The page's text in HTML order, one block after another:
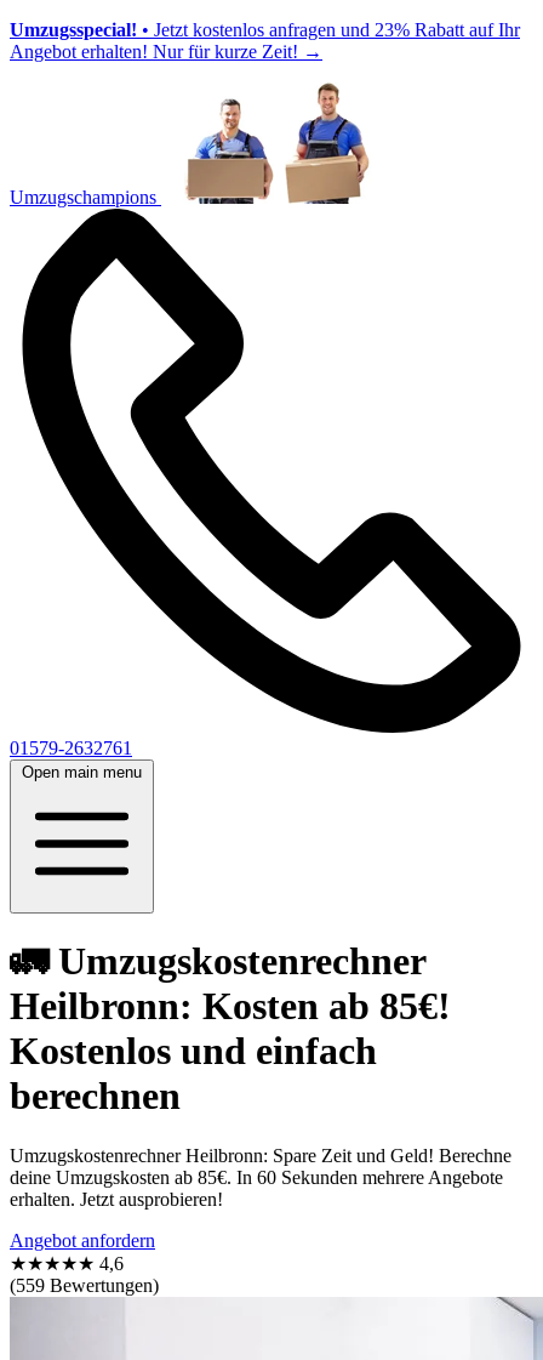
Umzugsspecial! • Jetzt kostenlos anfragen und 23% Rabatt auf Ihr
Angebot erhalten! Nur für kurze Zeit! →
Umzugschampions
01579-2632761
Open main menu
🚛 Umzugskostenrechner
Heilbronn: Kosten ab 85€!
Kostenlos und einfach
berechnen
Umzugskostenrechner Heilbronn: Spare Zeit und Geld! Berechne
deine Umzugskosten ab 85€. In 60 Sekunden mehrere Angebote
erhalten. Jetzt ausprobieren!
Angebot anfordern
★★★★★ 4,6
(559 Bewertungen)